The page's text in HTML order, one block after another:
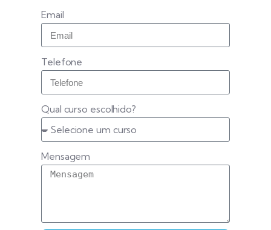
Email
Telefone
Qual curso escolhido?
Mensagem